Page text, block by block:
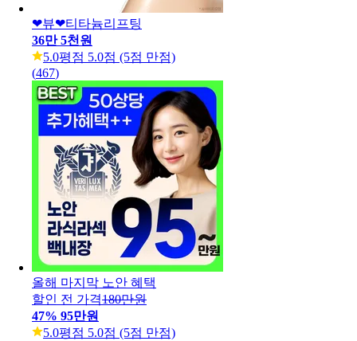
❤뷰❤티타늄리프팅
36만 5천원
5.0평점 5.0점 (5점 만점)
(467)
올해 마지막 노안 혜택
할인 전 가격180만원
47% 95만원
5.0평점 5.0점 (5점 만점)